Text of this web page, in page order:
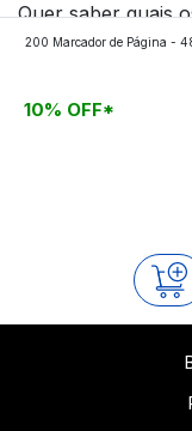
Quer saber quais
aplicados nos
continue a leitura
200 Marcador de Página -
10% OFF*